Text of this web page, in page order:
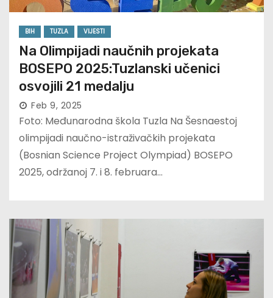
BIH TUZLA VIJESTI
Na Olimpijadi naučnih projekata
BOSEPO 2025:Tuzlanski učenici
osvojili 21 medalju
Feb 9, 2025
Foto: Međunarodna škola Tuzla Na Šesnaestoj
olimpijadi naučno-istraživačkih projekata
(Bosnian Science Project Olympiad) BOSEPO
2025, održanoj 7. i 8. februara…